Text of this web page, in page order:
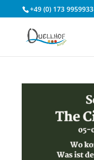
+49 (0) 173 9959933